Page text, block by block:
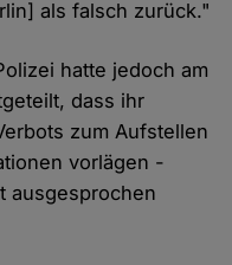
als falsch zurück."
hatte jedoch am
dass ihr
zum Aufstellen
vorlägen -
ausgesprochen